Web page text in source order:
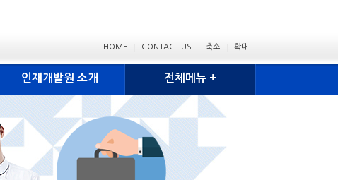
HOME CONTACT US 축소 확대
인재개발원 소개 전체메뉴 +